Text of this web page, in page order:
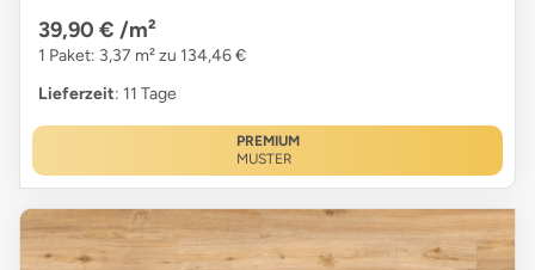
39,90 € /m²
1 Paket: 3,37 m² zu 134,46 €
Lieferzeit: 11 Tage
PREMIUM
MUSTER